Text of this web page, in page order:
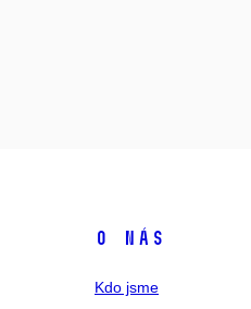
O NÁS
Kdo jsme